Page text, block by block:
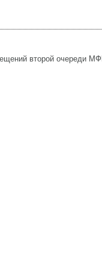
второй очереди